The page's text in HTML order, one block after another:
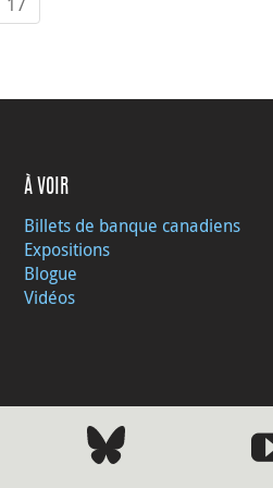
À VOIR
Billets de banque canadiens
Expositions
Blogue
Vidéos